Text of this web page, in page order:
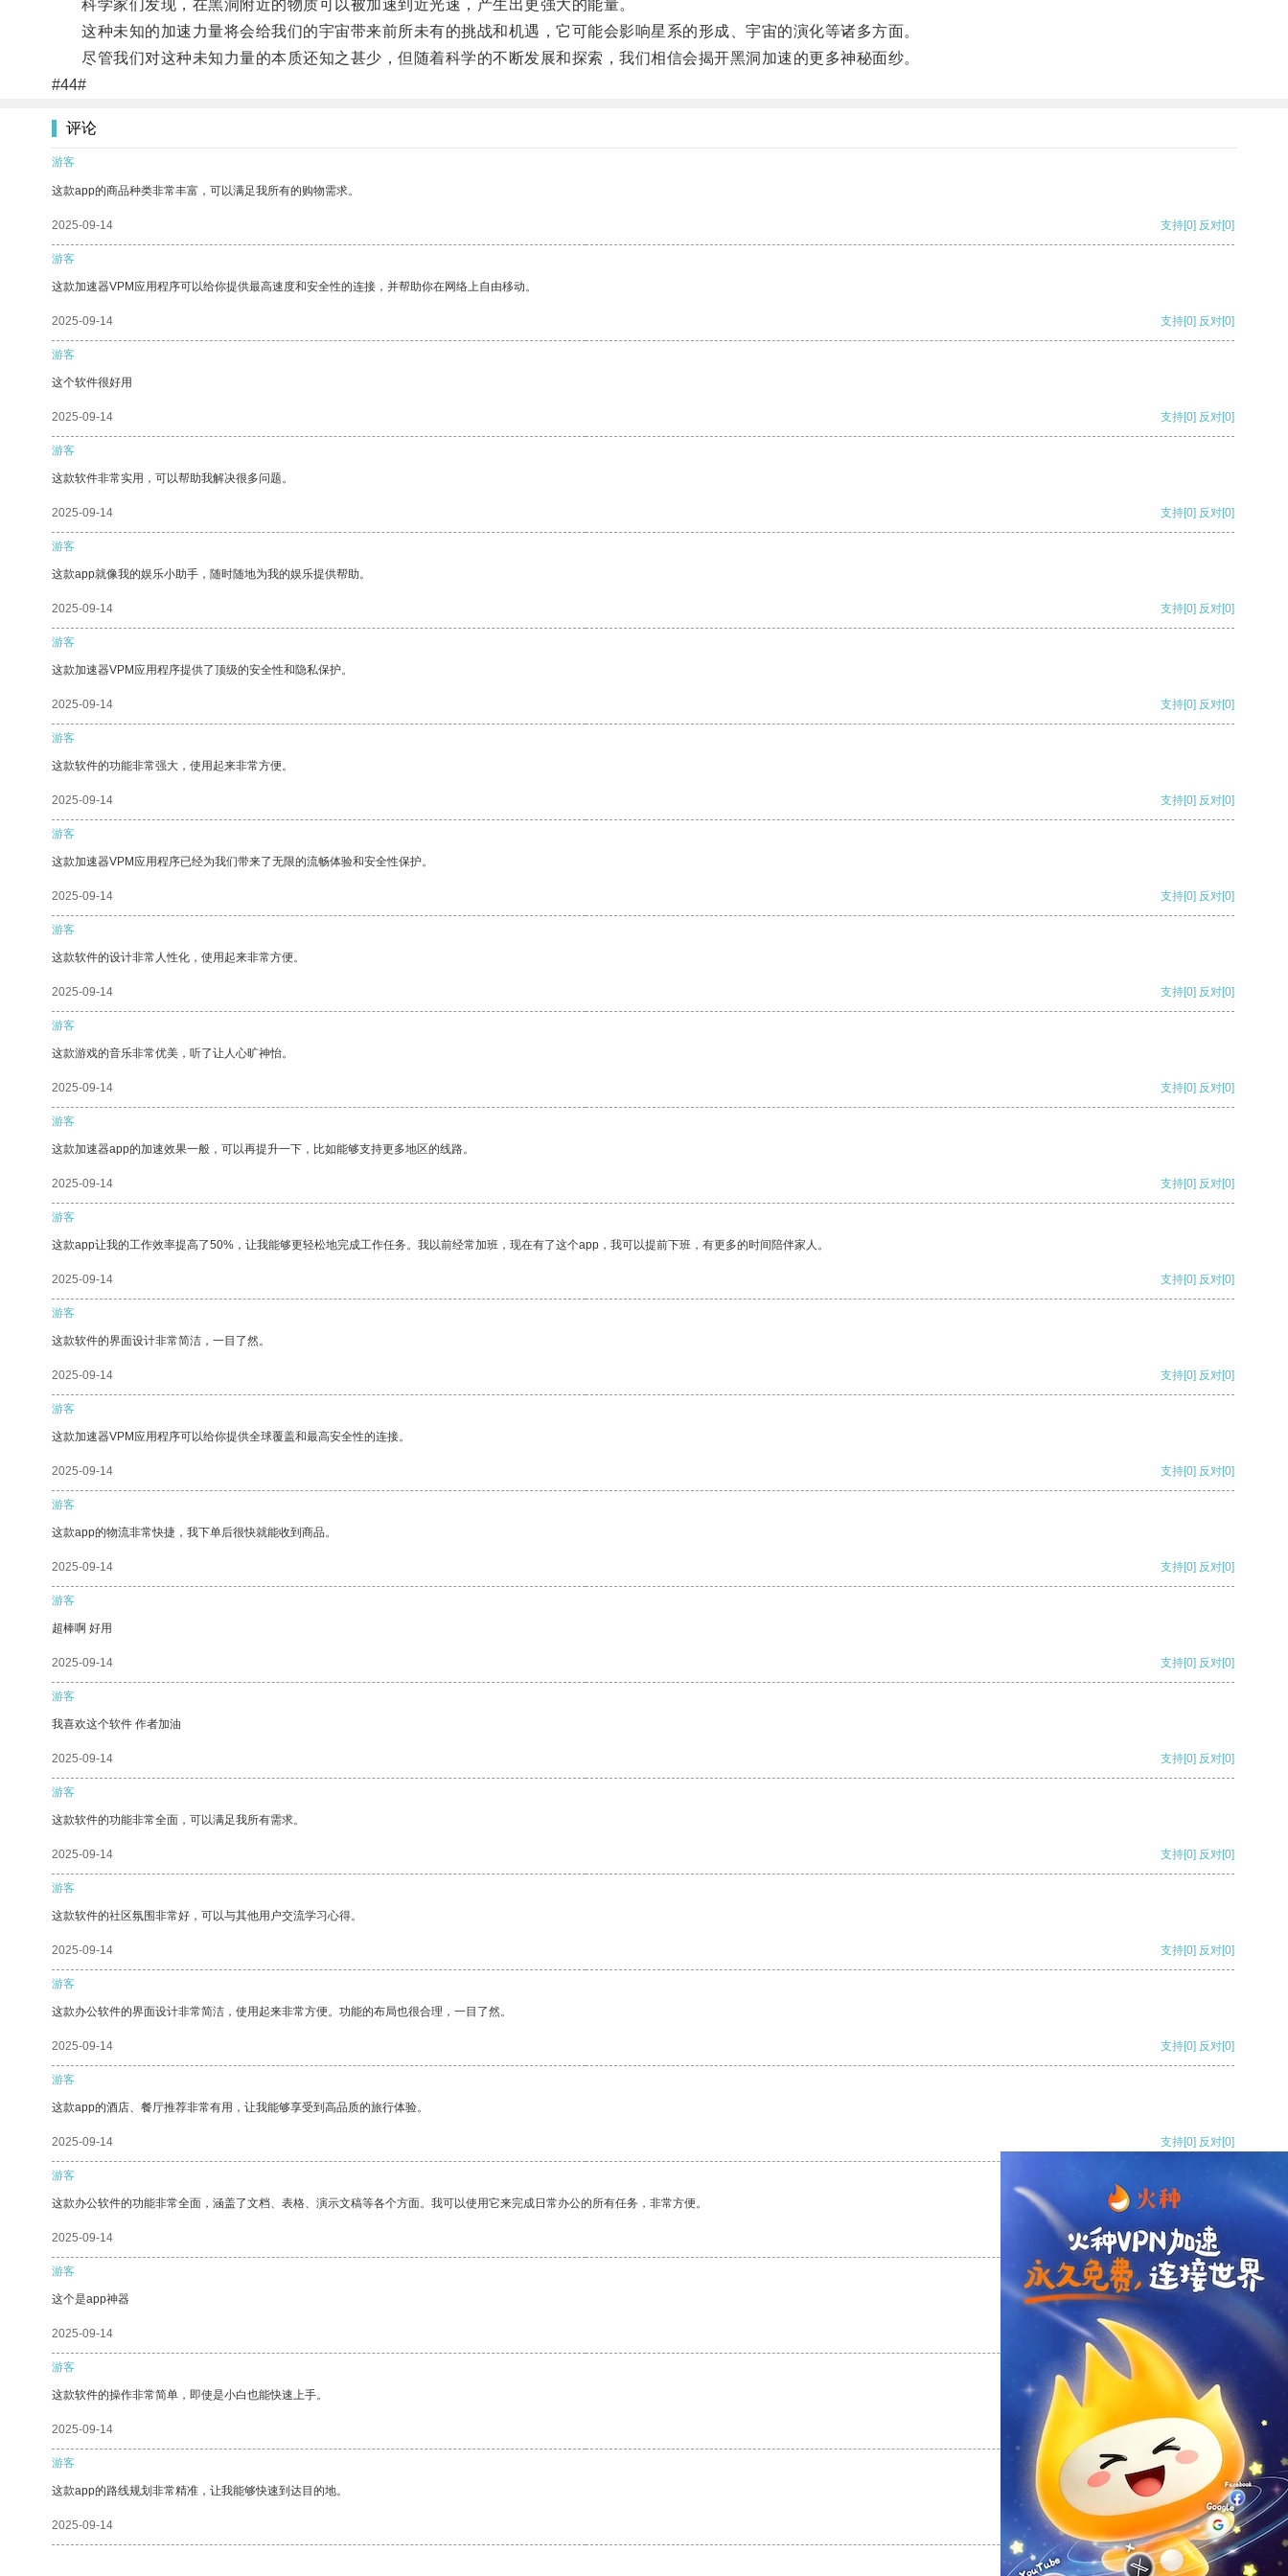
科学家们发现，在黑洞附近的物质可以被加速到近光速，产生出更强大的能量。
这种未知的加速力量将会给我们的宇宙带来前所未有的挑战和机遇，它可能会影响星系的形成、宇宙的演化等诸多方面。
尽管我们对这种未知力量的本质还知之甚少，但随着科学的不断发展和探索，我们相信会揭开黑洞加速的更多神秘面纱。
#44#
评论
游客
这款app的商品种类非常丰富，可以满足我所有的购物需求。
2025-09-14 支持[0] 反对[0]
游客
这款加速器VPM应用程序可以给你提供最高速度和安全性的连接，并帮助你在网络上自由移动。
2025-09-14 支持[0] 反对[0]
游客
这个软件很好用
2025-09-14 支持[0] 反对[0]
游客
这款软件非常实用，可以帮助我解决很多问题。
2025-09-14 支持[0] 反对[0]
游客
这款app就像我的娱乐小助手，随时随地为我的娱乐提供帮助。
2025-09-14 支持[0] 反对[0]
游客
这款加速器VPM应用程序提供了顶级的安全性和隐私保护。
2025-09-14 支持[0] 反对[0]
游客
这款软件的功能非常强大，使用起来非常方便。
2025-09-14 支持[0] 反对[0]
游客
这款加速器VPM应用程序已经为我们带来了无限的流畅体验和安全性保护。
2025-09-14 支持[0] 反对[0]
游客
这款软件的设计非常人性化，使用起来非常方便。
2025-09-14 支持[0] 反对[0]
游客
这款游戏的音乐非常优美，听了让人心旷神怡。
2025-09-14 支持[0] 反对[0]
游客
这款加速器app的加速效果一般，可以再提升一下，比如能够支持更多地区的线路。
2025-09-14 支持[0] 反对[0]
游客
这款app让我的工作效率提高了50%，让我能够更轻松地完成工作任务。我以前经常加班，现在有了这个app，我可以提前下班，有更多的时间陪伴家人。
2025-09-14 支持[0] 反对[0]
游客
这款软件的界面设计非常简洁，一目了然。
2025-09-14 支持[0] 反对[0]
游客
这款加速器VPM应用程序可以给你提供全球覆盖和最高安全性的连接。
2025-09-14 支持[0] 反对[0]
游客
这款app的物流非常快捷，我下单后很快就能收到商品。
2025-09-14 支持[0] 反对[0]
游客
超棒啊 好用
2025-09-14 支持[0] 反对[0]
游客
我喜欢这个软件 作者加油
2025-09-14 支持[0] 反对[0]
游客
这款软件的功能非常全面，可以满足我所有需求。
2025-09-14 支持[0] 反对[0]
游客
这款软件的社区氛围非常好，可以与其他用户交流学习心得。
2025-09-14 支持[0] 反对[0]
游客
这款办公软件的界面设计非常简洁，使用起来非常方便。功能的布局也很合理，一目了然。
2025-09-14 支持[0] 反对[0]
游客
这款app的酒店、餐厅推荐非常有用，让我能够享受到高品质的旅行体验。
2025-09-14 支持[0] 反对[0]
游客
这款办公软件的功能非常全面，涵盖了文档、表格、演示文稿等各个方面。我可以使用它来完成日常办公的所有任务，非常方便。
2025-09-14 支持[0] 反对
游客
这个是app神器
2025-09-14 支持
游客
这款软件的操作非常简单，即使是小白也能快速上手。
2025-09-14 反对 [0]
游客
这款app的路线规划非常精准，让我能够快速到达目的地。
2025-09-14 支持[0] 反对[0]